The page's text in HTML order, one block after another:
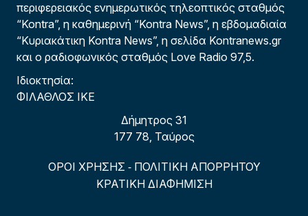
περιφερειακός ενημερωτικός τηλεοπτικός σταθμός
“Kontra”, η καθημερινή “Kontra News”, η εβδομαδιαία
“Κυριακάτικη Kontra News”, η σελίδα Kontranews.gr
και ο ραδιοφωνικός σταθμός Love Radio 97,5.
Ιδιοκτησία:
ΦΙΛΑΘΛΟΣ ΙΚΕ
Δήμητρος 31
177 78, Ταύρος
ΟΡΟΙ ΧΡΗΣΗΣ - ΠΟΛΙΤΙΚΗ ΑΠΟΡΡΗΤΟΥ
ΚΡΑΤΙΚΗ ΔΙΑΦΗΜΙΣΗ